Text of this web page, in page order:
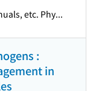
etc. Phy...
:
in